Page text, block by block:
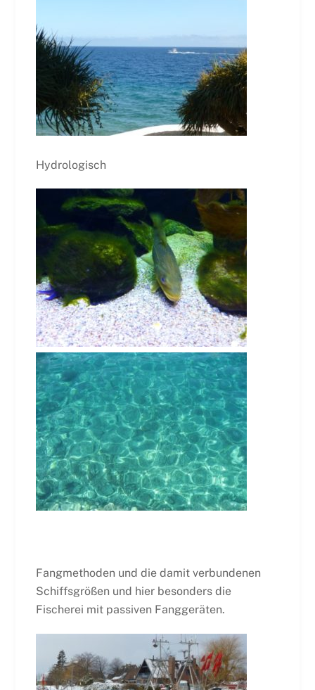
Hydrologisch
Fangmethoden und die damit verbundenen
Schiffsgrößen und hier besonders die
Fischerei mit passiven Fanggeräten.